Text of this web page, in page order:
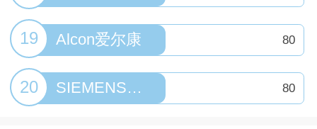
19 Alcon爱尔康 80
20 SIEMENS西门子家电 80